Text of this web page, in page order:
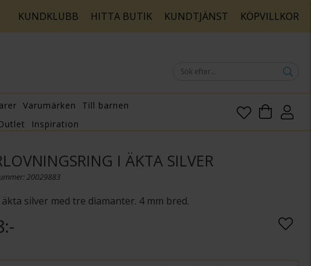
KUNDKLUBB HITTA BUTIK KUNDTJÄNST KÖPVILLKOR
Varumärken
Till barnen
Inspiration
I ÄKTA SILVER
20029883
äkta silver med tre diamanter. 4 mm bred.